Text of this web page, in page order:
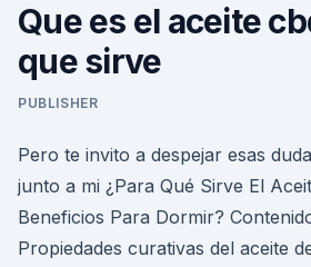
Que es el aceite
que sirve
PUBLISHER
Pero te invito a despejar esas
junto a mi ¿Para Qué Sirve El
Beneficios Para Dormir?
Propiedades curativas del aceite